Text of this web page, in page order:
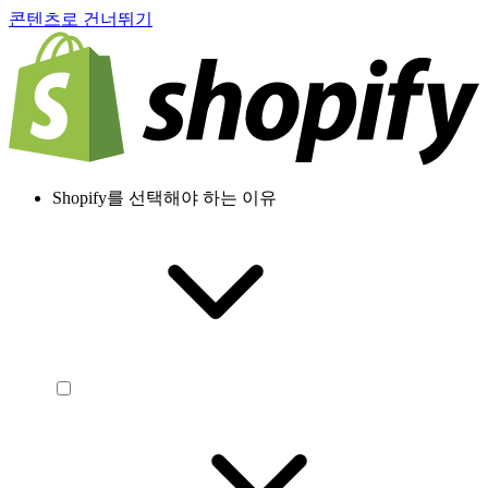
콘텐츠로 건너뛰기
Shopify를 선택해야 하는 이유